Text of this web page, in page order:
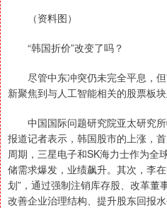
（资料图）
“韩国折价”改变了吗？
尽管中东冲突仍未完全平息，但
新聚焦到与人工智能相关的股票板块
中国国际问题研究院亚太研究所
报道记者表示，韩国股市的上涨，
周期，三星电子和SK海力士作为全
储需求爆发，业绩飙升。其次，李
划”，通过强制注销库存股、改革董
改善企业治理结构、提升股东回报